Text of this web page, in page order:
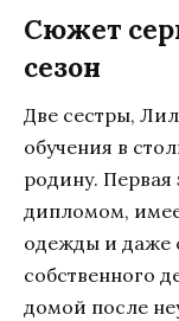
Сюжет
сезон
Две сестры,
обучения в
родину. Первая
дипломом,
одежды и даже
собственного
домой после